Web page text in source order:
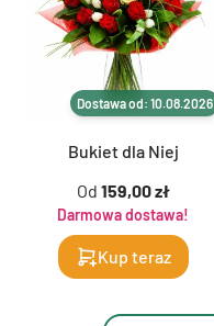
Dostawa od: 10.08.2026
Bukiet dla Niej
Od 159,00 zł
Darmowa dostawa!
Kup teraz